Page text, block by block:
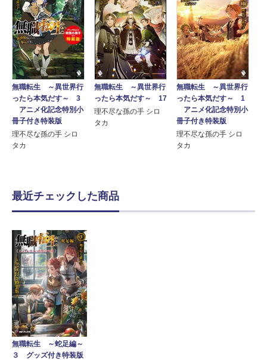
無職転生 ～異世界行
ったら本気だす～ 3
アニメ化記念特別小
冊子付き特装版
理不尽な孫の手 シロ
タカ
無職転生 ～異世界行
ったら本気だす～ 17
理不尽な孫の手 シロ
タカ
無職転生 ～異世界行
ったら本気だす～ 1
アニメ化記念特別小
冊子付き特装版
理不尽な孫の手 シロ
タカ
最近チェックした商品
無職転生 ～蛇足編～
３ グッズ付き特装版